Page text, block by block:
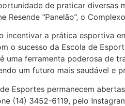
de praticar diversas
Resende “Panelão”, o
a prática esportiva
o sucesso da Escola de
uma ferramenta poderosa de
um futuro mais saudável e
Esportes permanecem
(14) 3452-6119, pelo